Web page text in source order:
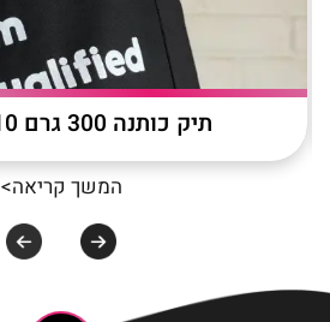
תיק כותנה 300 גרם 38X45X10
המשך קריאה>